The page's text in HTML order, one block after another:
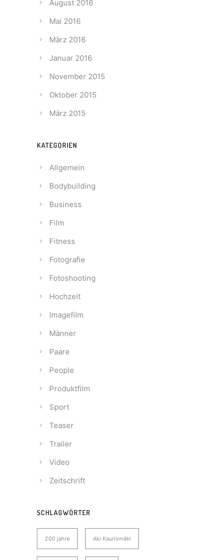
August 2016
Mai 2016
März 2016
Januar 2016
November 2015
Oktober 2015
März 2015
KATEGORIEN
Allgemein
Bodybuilding
Business
Film
Fitness
Fotografie
Fotoshooting
Hochzeit
Imagefilm
Männer
Paare
People
Produktfilm
Sport
Teaser
Trailer
Video
Zeitschrift
SCHLAGWÖRTER
200 jahre Aki Kaurismäki